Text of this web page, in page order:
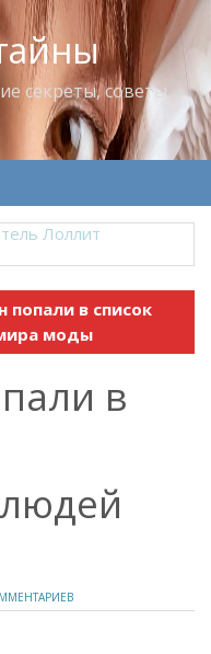
секреты, советы
Лоллит
попали в список
моды
в